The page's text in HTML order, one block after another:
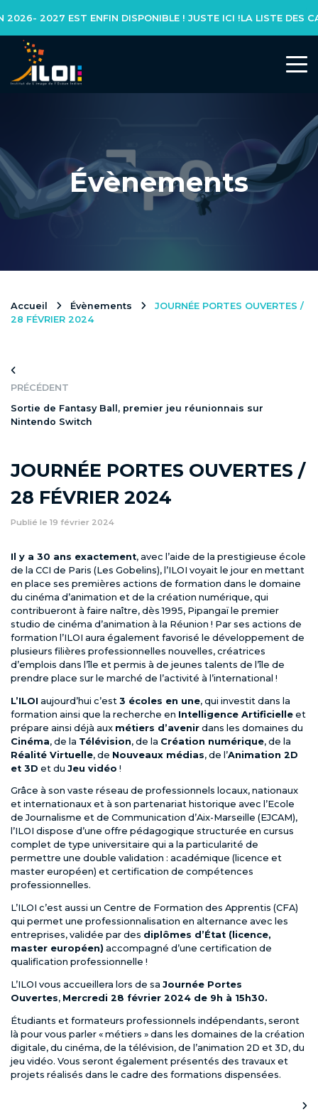
2027 EST ENFIN DISPONIBLE ! JUSTE ICI !
Notre équipe
Actualités
NOS FORMATIONS
Formation en apprentissage
ADMISSION
Faq
Contact
Évènements
Accueil Évènements
JOURNÉE PORTES OUVERTES /
28 FÉVRIER 2024
PRÉCÉDENT
Sortie de Fantasy Ball, premier jeu réunionnais sur
Nintendo Switch
JOURNÉE PORTES OUVERTES /
28 FÉVRIER 2024
Publié le 19 février 2024
Il y a 30 ans exactement, avec l’aide de la prestigieuse école
de la CCI de Paris (Les Gobelins), l’ILOI voyait le jour en mettant
en place ses premières actions de formation dans le domaine
du cinéma d’animation et de la création numérique, qui
contribueront à faire naître, dès 1995, Pipangaï le premier
studio de cinéma d’animation à la Réunion ! Par ses actions de
formation l’ILOI aura également favorisé le développement de
plusieurs filières professionnelles nouvelles, créatrices
d’emplois dans l’île et permis à de jeunes talents de l’île de
prendre place sur le marché de l’activité à l’international !
L’ILOI aujourd’hui c’est 3 écoles en une, qui investit dans la
formation ainsi que la recherche en Intelligence Artificielle et
prépare ainsi déjà aux métiers d’avenir dans les domaines du
Cinéma, de la Télévision, de la Création numérique, de la
Réalité Virtuelle, de Nouveaux médias, de l’Animation 2D
et 3D et du Jeu vidéo !
Grâce à son vaste réseau de professionnels locaux, nationaux
et internationaux et à son partenariat historique avec l’Ecole
de Journalisme et de Communication d’Aix-Marseille (EJCAM),
l’ILOI dispose d’une offre pédagogique structurée en cursus
complet de type universitaire qui a la particularité de
permettre une double validation : académique (licence et
master européen) et certification de compétences
professionnelles.
L’ILOI c’est aussi un Centre de Formation des Apprentis (CFA)
qui permet une professionnalisation en alternance avec les
entreprises, validée par des diplômes d’État (licence,
master européen) accompagné d’une certification de
qualification professionnelle !
L’ILOI vous accueillera lors de sa Journée Portes
Ouvertes, Mercredi 28 février 2024 de 9h à 15h30.
Étudiants et formateurs professionnels indépendants, seront
là pour vous parler « métiers » dans les domaines de la création
digitale, du cinéma, de la télévision, de l’animation 2D et 3D, du
jeu vidéo. Vous seront également présentés des travaux et
projets réalisés dans le cadre des formations dispensées.